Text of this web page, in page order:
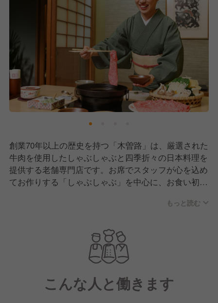
創業70年以上の歴史を持つ「木曽路」は、厳選された
牛肉を使用したしゃぶしゃぶと四季折々の日本料理を
提供する老舗専門店です。お席でスタッフが心を込め
てお作りする「しゃぶしゃぶ」を中心に、お食い初め
る舞う、落ち着いた気品ある空間です。お客様一人ひ
とりのお名前やアレルギー情報を把握する細やかな気
配りを徹底しており、アットホームながらもワンラン
ク上の上質な時間を提供しています。伝統的な礼法に
基づいた丁寧な接客により、お食事だけでなく、心温
まるひとときをお過ごしいただけます。
もっと読む
こんな人と働きます